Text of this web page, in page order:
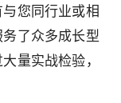
您同行业或相
了众多成长型
量实战检验，